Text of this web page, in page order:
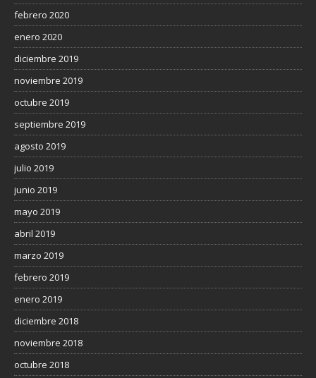
febrero 2020
enero 2020
diciembre 2019
noviembre 2019
octubre 2019
septiembre 2019
agosto 2019
julio 2019
junio 2019
mayo 2019
abril 2019
marzo 2019
febrero 2019
enero 2019
diciembre 2018
noviembre 2018
octubre 2018